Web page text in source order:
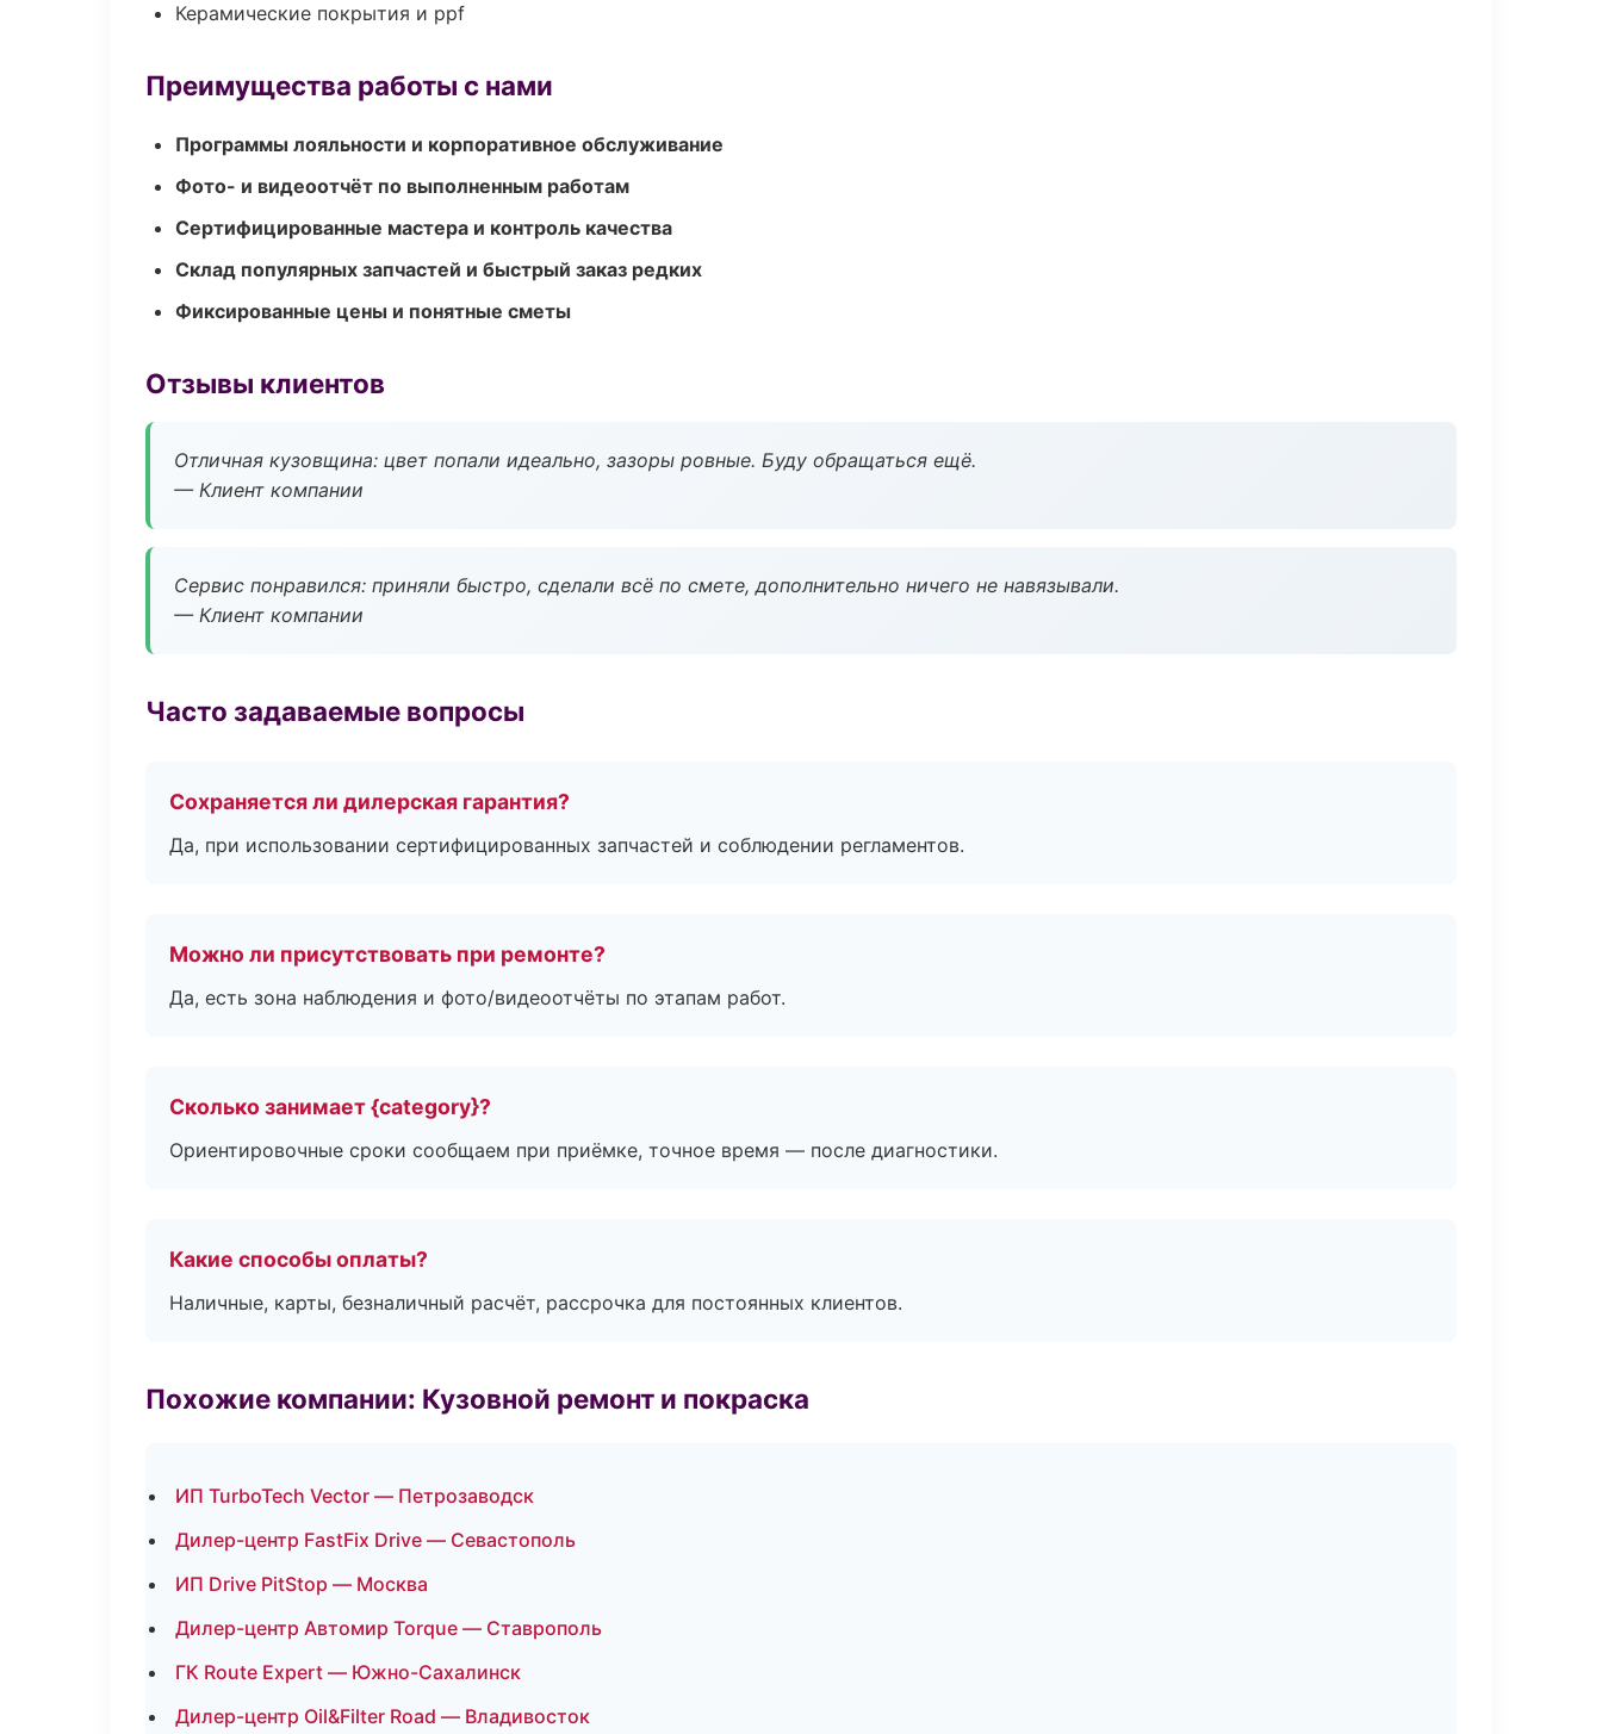
Керамические покрытия и ppf
Преимущества работы с нами
Программы лояльности и корпоративное обслуживание
Фото- и видеоотчёт по выполненным работам
Сертифицированные мастера и контроль качества
Склад популярных запчастей и быстрый заказ редких
Фиксированные цены и понятные сметы
Отзывы клиентов
Отличная кузовщина: цвет попали идеально, зазоры ровные. Буду обращаться ещё.
— Клиент компании
Сервис понравился: приняли быстро, сделали всё по смете, дополнительно ничего не навязывали.
— Клиент компании
Часто задаваемые вопросы
Сохраняется ли дилерская гарантия?
Да, при использовании сертифицированных запчастей и соблюдении регламентов.
Можно ли присутствовать при ремонте?
Да, есть зона наблюдения и фото/видеоотчёты по этапам работ.
Сколько занимает {category}?
Ориентировочные сроки сообщаем при приёмке, точное время — после диагностики.
Какие способы оплаты?
Наличные, карты, безналичный расчёт, рассрочка для постоянных клиентов.
Похожие компании: Кузовной ремонт и покраска
ИП TurboTech Vector — Петрозаводск
Дилер-центр FastFix Drive — Севастополь
ИП Drive PitStop — Москва
Дилер-центр Автомир Torque — Ставрополь
ГК Route Expert — Южно-Сахалинск
Дилер-центр Oil&Filter Road — Владивосток